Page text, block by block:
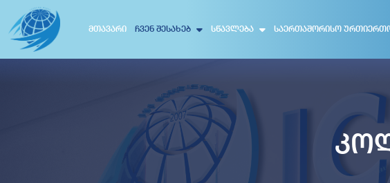
ᲛᲗᲐᲕᲐᲠᲘ ᲩᲕᲔᲜ ᲨᲔᲡᲐᲮᲔᲑ ᲡᲬᲐᲕᲚᲔᲑᲐ ᲡᲐᲔᲠᲗᲐᲨᲝᲠᲘᲡᲝ